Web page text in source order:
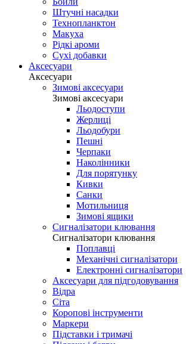
Штучні насадки
Технопланктон
Макуха
Рідкі ароми
Сухі добавки
Аксесуари
Аксесуари
Зимові аксесуари
Зимові аксесуари
Льодоступи
Жерлиці
Льодобури
Пешні
Черпаки
Наколінники
Для порятунку
Кивки
Санки
Мотильниця
Зимові ящики
Сигналізатори клювання
Сигналізатори клювання
Поплавці
Механічні сигналізатори
Електронні сигналізатори
Аксесуари для підгодовування
Відра
Сіта
Коропові інструменти
Маркери
Підставки і тримачі